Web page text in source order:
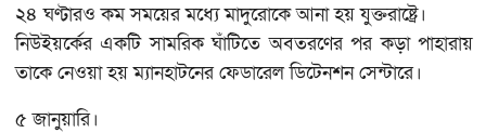
২৪ ঘণ্টারও কম সময়ের মধ্যে মাদুরোকে আনা হয় যুক্তরাষ্ট্রে।
নিউইয়র্কের একটি সামরিক ঘাঁটিতে অবতরণের পর কড়া পাহারায়
তাকে নেওয়া হয় ম্যানহাটনের ফেডারেল ডিটেনশন সেন্টারে।
৫ জানুয়ারি।